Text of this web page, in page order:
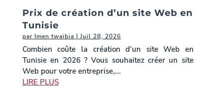
Prix de création d’un site Web en
Tunisie
par Imen twaibia | Juil 28, 2026
Combien coûte la création d’un site Web en
Tunisie en 2026 ? Vous souhaitez créer un site
Web pour votre entreprise,...
LIRE PLUS